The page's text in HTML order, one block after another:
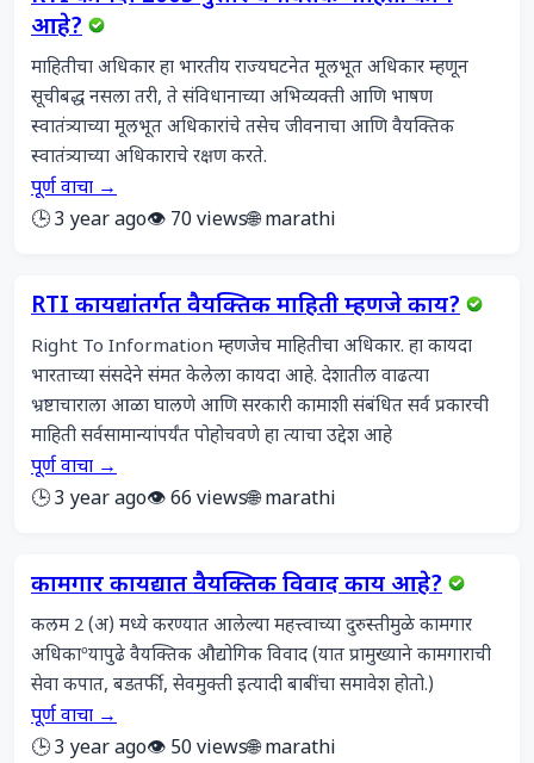
आहे?
माहितीचा अधिकार हा भारतीय राज्यघटनेत मूलभूत अधिकार म्हणून
सूचीबद्ध नसला तरी, ते संविधानाच्या अभिव्यक्ती आणि भाषण
स्वातंत्र्याच्या मूलभूत अधिकारांचे तसेच जीवनाचा आणि वैयक्तिक
स्वातंत्र्याच्या अधिकाराचे रक्षण करते.
पूर्ण वाचा →
🕒 3 year ago👁️ 70 views🌐 marathi
RTI कायद्यांतर्गत वैयक्तिक माहिती म्हणजे काय?
Right To Information म्हणजेच माहितीचा अधिकार. हा कायदा
भारताच्या संसदेने संमत केलेला कायदा आहे. देशातील वाढत्या
भ्रष्टाचाराला आळा घालणे आणि सरकारी कामाशी संबंधित सर्व प्रकारची
माहिती सर्वसामान्यांपर्यंत पोहोचवणे हा त्याचा उद्देश आहे
पूर्ण वाचा →
🕒 3 year ago👁️ 66 views🌐 marathi
कामगार कायद्यात वैयक्तिक विवाद काय आहे?
कलम 2 (अ) मध्ये करण्यात आलेल्या महत्त्वाच्या दुरुस्तीमुळे कामगार
अधिकाºयापुढे वैयक्तिक औद्योगिक विवाद (यात प्रामुख्याने कामगाराची
सेवा कपात, बडतर्फी, सेवमुक्ती इत्यादी बाबींचा समावेश होतो.)
पूर्ण वाचा →
🕒 3 year ago👁️ 50 views🌐 marathi